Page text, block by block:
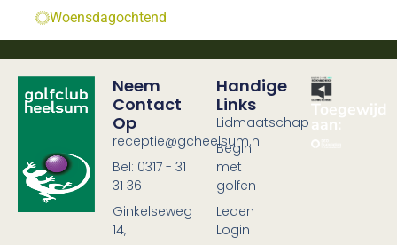
Woensdagochtend
Neem
Contact
Op
receptie@gcheelsum.nl
Bel: 0317 - 31
31 36
Ginkelseweg
14,
Handige
Links
Lidmaatschap
Begin
met
golfen
Leden
Login
Toegewijd
aan: